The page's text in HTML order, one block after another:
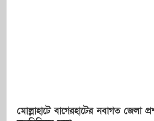
মোল্লাহাটে বাগেরহাটের নবাগত জেলা